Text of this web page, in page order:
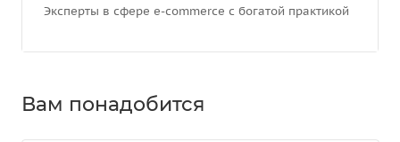
Эксперты в сфере e-commerce с богатой практикой
Вам понадобится